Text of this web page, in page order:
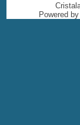
Powered